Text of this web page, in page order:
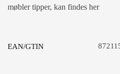
møbler tipper, kan findes her
EAN/GTIN